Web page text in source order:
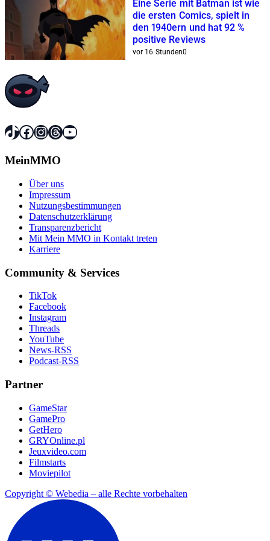
Eine Serie mit Batman ist wie
die ersten Comics, spielt in
den 1940ern und hat 92 %
positive Reviews
vor 16 Stunden0
TikTok
Facebook
Instagram
Threads
YouTube
MeinMMO
Über uns
Impressum
Nutzungsbestimmungen
Datenschutzerklärung
Transparenzbericht
Mit Mein MMO in Kontakt treten
Karriere
Community & Services
TikTok
Facebook
Instagram
Threads
YouTube
News-RSS
Podcast-RSS
Partner
GameStar
GamePro
GetHero
GRYOnline.pl
Jeuxvideo.com
Filmstarts
Moviepilot
Copyright © Webedia – alle Rechte vorbehalten